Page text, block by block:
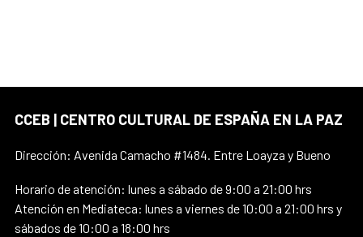
CCEB | CENTRO CULTURAL DE ESPAÑA EN LA PAZ
Dirección: Avenida Camacho #1484. Entre Loayza y Bueno
Horario de atención: lunes a sábado de 9:00 a 21:00 hrs
Atención en Mediateca: lunes a viernes de 10:00 a 21:00 hrs y
sábados de 10:00 a 18:00 hrs